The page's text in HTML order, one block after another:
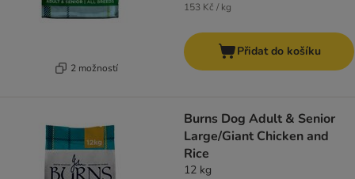
2 možností
153 Kč / kg
Přidat do košíku
Burns Dog Adult & Senior
Large/Giant Chicken and
Rice
12 kg